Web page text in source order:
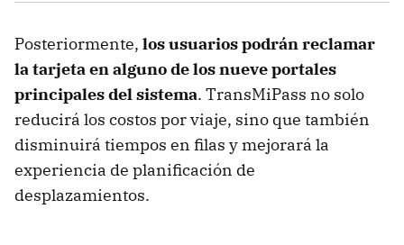
Posteriormente, los usuarios podrán reclamar
la tarjeta en alguno de los nueve portales
principales del sistema. TransMiPass no solo
reducirá los costos por viaje, sino que también
disminuirá tiempos en filas y mejorará la
experiencia de planificación de
desplazamientos.